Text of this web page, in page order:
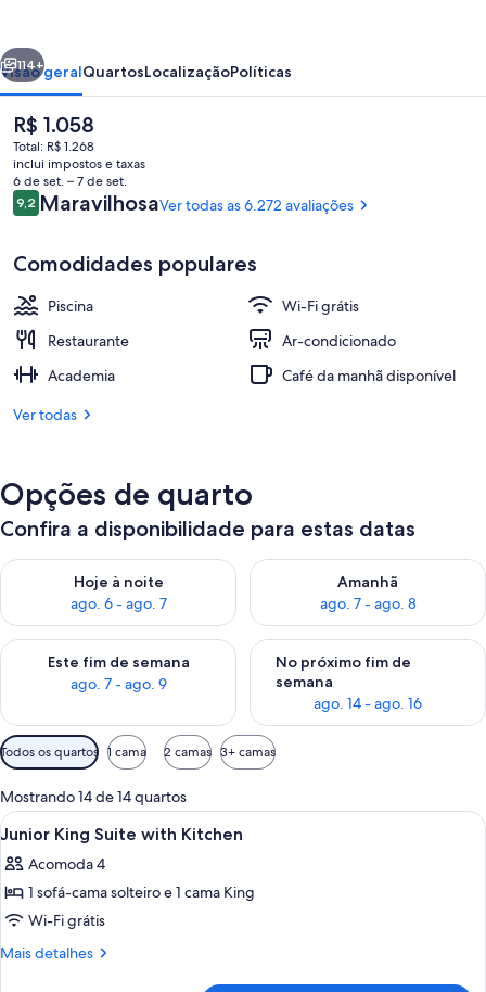
Toronto
Downtown
Saguão
Próximo
114+
Visão geralQuartosLocalizaçãoPolíticas
O
preço
atual
é
R$ 1.058
R$ 1.058
Total: R$ 1.268
inclui impostos e taxas
6 de set. – 7 de set.
Avaliações
9,29,2 de 10
MaravilhosaVer todas as 6.272 avaliações
Comodidades populares
Piscina
Wi-Fi grátis
Restaurante
Ar-condicionado
Academia
Café da manhã disponível
Ver todas
Opções de quarto
Confira a disponibilidade para estas datas
Hoje à noite
ago. 6 - ago. 7
Verifica a disponibilidade para esta noite, ago. 6 - ago. 7
Amanhã
ago. 7 - ago. 8
Verifica a disponibilidade
Este fim de semana
ago. 7 - ago. 9
Verifica a disponibilidade para este fim de semana, ago. 7 -
No próximo fim de
semana
ago. 14 - ago. 16
Verifica a disponibilidade
Filtros
disponíveis
para
os
quartos
Todos os quartos 1 cama 2 camas 3+ camas
Mostrando 14 de 14 quartos
Carrega
todas
as
fotos
de
Junior
Roupas de cama premium, cofres
4
Junior King Suite with Kitchen
Acomoda 4
1 sofá-cama solteiro e 1 cama King
Wi-Fi grátis
Mais detalhes
Mais